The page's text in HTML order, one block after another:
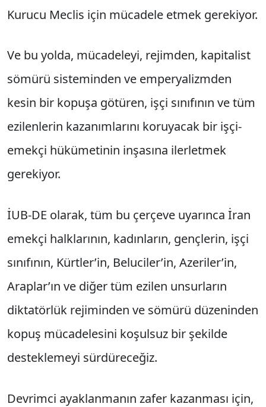
Kurucu Meclis için mücadele etmek gerekiyor.
Ve bu yolda, mücadeleyi, rejimden, kapitalist
sömürü sisteminden ve emperyalizmden
kesin bir kopuşa götüren, işçi sınıfının ve tüm
ezilenlerin kazanımlarını koruyacak bir işçi-
emekçi hükümetinin inşasına ilerletmek
gerekiyor.
İUB-DE olarak, tüm bu çerçeve uyarınca İran
emekçi halklarının, kadınların, gençlerin, işçi
sınıfının, Kürtler’in, Beluciler’in, Azeriler’in,
Araplar’ın ve diğer tüm ezilen unsurların
diktatörlük rejiminden ve sömürü düzeninden
kopuş mücadelesini koşulsuz bir şekilde
desteklemeyi sürdüreceğiz.
Devrimci ayaklanmanın zafer kazanması için,